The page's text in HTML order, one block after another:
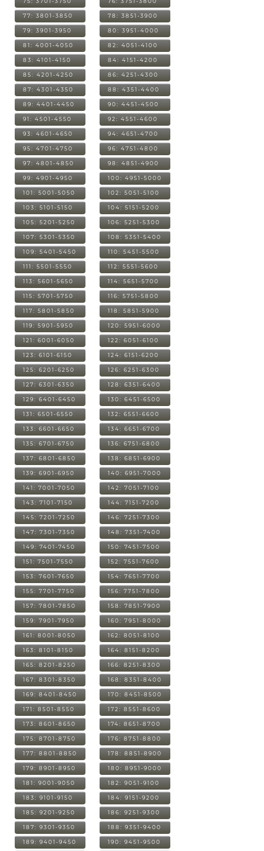
77: 3801-3850 78: 3851-3900
79: 3901-3950 80: 3951-4000
81: 4001-4050 82: 4051-4100
83: 4101-4150 84: 4151-4200
85: 4201-4250 86: 4251-4300
87: 4301-4350 88: 4351-4400
89: 4401-4450 90: 4451-4500
91: 4501-4550 92: 4551-4600
93: 4601-4650 94: 4651-4700
95: 4701-4750 96: 4751-4800
97: 4801-4850 98: 4851-4900
99: 4901-4950 100: 4951-5000
101: 5001-5050 102: 5051-5100
103: 5101-5150 104: 5151-5200
105: 5201-5250 106: 5251-5300
107: 5301-5350 108: 5351-5400
109: 5401-5450 110: 5451-5500
111: 5501-5550 112: 5551-5600
113: 5601-5650 114: 5651-5700
115: 5701-5750 116: 5751-5800
117: 5801-5850 118: 5851-5900
119: 5901-5950 120: 5951-6000
121: 6001-6050 122: 6051-6100
123: 6101-6150 124: 6151-6200
125: 6201-6250 126: 6251-6300
127: 6301-6350 128: 6351-6400
129: 6401-6450 130: 6451-6500
131: 6501-6550 132: 6551-6600
133: 6601-6650 134: 6651-6700
135: 6701-6750 136: 6751-6800
137: 6801-6850 138: 6851-6900
139: 6901-6950 140: 6951-7000
141: 7001-7050 142: 7051-7100
143: 7101-7150 144: 7151-7200
145: 7201-7250 146: 7251-7300
147: 7301-7350 148: 7351-7400
149: 7401-7450 150: 7451-7500
151: 7501-7550 152: 7551-7600
153: 7601-7650 154: 7651-7700
155: 7701-7750 156: 7751-7800
157: 7801-7850 158: 7851-7900
159: 7901-7950 160: 7951-8000
161: 8001-8050 162: 8051-8100
163: 8101-8150 164: 8151-8200
165: 8201-8250 166: 8251-8300
167: 8301-8350 168: 8351-8400
169: 8401-8450 170: 8451-8500
171: 8501-8550 172: 8551-8600
173: 8601-8650 174: 8651-8700
175: 8701-8750 176: 8751-8800
177: 8801-8850 178: 8851-8900
179: 8901-8950 180: 8951-9000
181: 9001-9050 182: 9051-9100
183: 9101-9150 184: 9151-9200
185: 9201-9250 186: 9251-9300
187: 9301-9350 188: 9351-9400
189: 9401-9450 190: 9451-9500